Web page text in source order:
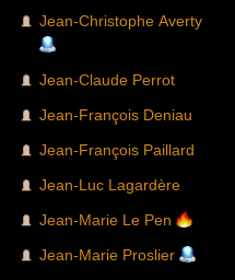
Jean-Christophe Averty
Jean-Claude Perrot
Jean-François Deniau
Jean-François Paillard
Jean-Luc Lagardère
Jean-Marie Le Pen
Jean-Marie Proslier